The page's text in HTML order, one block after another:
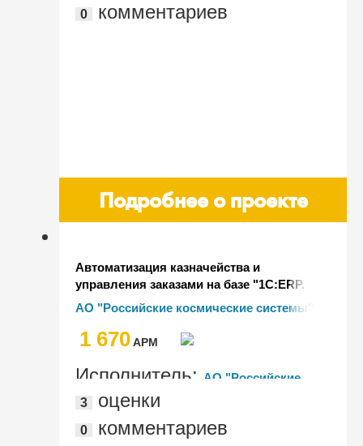
0 комментариев
Подробнее о проекте
Автоматизация казначейства и
управления заказами на базе "1С:ERP.
Управление холдингом"
АО "Российские космические системы"
1 670AРМ
Исполнитель:
АО "Российские
космические системы"
3 оценки
0 комментариев